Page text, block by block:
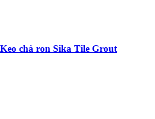
Keo chà ron Sika Tile Grout